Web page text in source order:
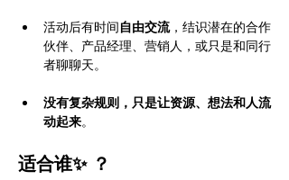
活动后有时间自由交流，结识潜在的合作
伙伴、产品经理、营销人，或只是和同行
者聊聊天。
没有复杂规则，只是让资源、想法和人流
动起来。
适合谁✨ ？